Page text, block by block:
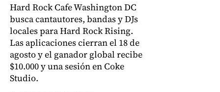
Hard Rock Cafe Washington DC
busca cantautores, bandas y DJs
locales para Hard Rock Rising.
Las aplicaciones cierran el 18 de
agosto y el ganador global recibe
$10.000 y una sesión en Coke
Studio.